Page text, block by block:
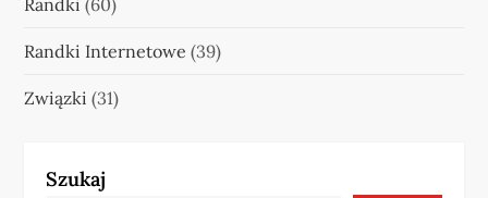
Randki Internetowe (39)
Związki (31)
Szukaj